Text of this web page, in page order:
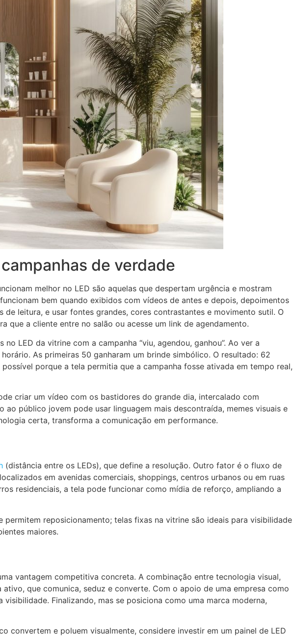
de verdade
melhor no LED são aquelas que despertam urgência e mostram
bem quando exibidos com vídeos de antes e depois, depoimentos
leitura, e usar fontes grandes, cores contrastantes e movimento sutil. O
que a cliente entre no salão ou acesse um link de agendamento.
LED da vitrine com a campanha “viu, agendou, ganhou”. Ao ver a
As primeiras 50 ganharam um brinde simbólico. O resultado: 62
porque a tela permitia que a campanha fosse ativada em tempo real,
criar um vídeo com os bastidores do grande dia, intercalado com
público jovem pode usar linguagem mais descontraída, memes visuais e
certa, transforma a comunicação em performance.
(distância entre os LEDs), que define a resolução. Outro fator é o fluxo de
em avenidas comerciais, shoppings, centros urbanos ou em ruas
residenciais, a tela pode funcionar como mídia de reforço, ampliando a
reposicionamento; telas fixas na vitrine são ideais para visibilidade
maiores.
vantagem competitiva concreta. A combinação entre tecnologia visual,
que comunica, seduz e converte. Com o apoio de uma empresa como
Finalizando, mas se posiciona como uma marca moderna,
convertem e poluem visualmente, considere investir em um painel de LED